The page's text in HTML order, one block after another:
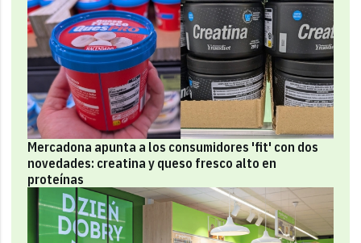
Mercadona apunta a los consumidores 'fit' con dos
novedades: creatina y queso fresco alto en
proteínas